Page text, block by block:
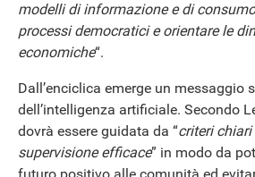
modelli di informazione e di
processi democratici e orientare le
economiche“.
Dall’enciclica emerge un messaggio
dell’intelligenza artificiale. Secondo
dovrà essere guidata da “criteri chiari
supervisione efficace” in modo da